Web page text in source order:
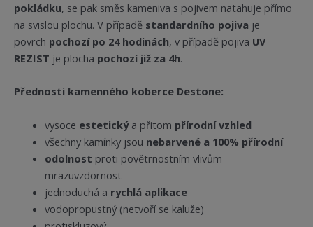
pokládku, se pak směs kameniva s pojivem natahuje přímo
na svislou plochu. V případě standardního pojiva je
povrch pochozí po 24 hodinách, v případě pojiva UV
REZIST je plocha pochozí již za 4h.
Přednosti kamenného koberce Destone:
vysoce estetickýa přitom přírodní vzhled
všechny kamínky jsou nebarvené a 100% přírodní
odolnost proti povětrnostním vlivům –
mrazuvzdornost
jednoduchá a rychlá aplikace
vodopropustný (netvoří se kaluže)